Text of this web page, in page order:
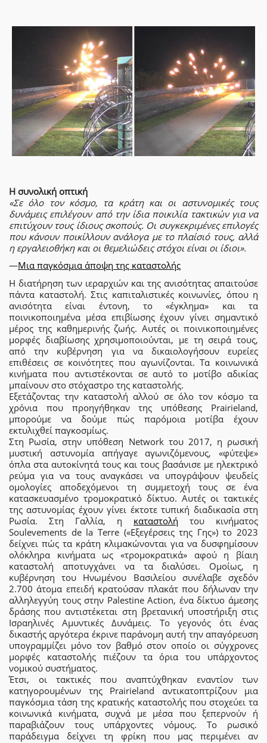
Η συνολική οπτική
«Σε όλο τον κόσμο, τα κράτη και οι αστυνομικές τους
δυνάμεις επιλέγουν από την ίδια ποικιλία τακτικών για να
επιτύχουν τους ίδιους σκοπούς. Οι συγκεκριμένες επιλογές
που κάνουν ποικίλλουν ανάλογα με το πλαίσιό τους, αλλά
η εργαλειοθήκη και οι θεμελιώδεις στόχοι είναι οι ίδιοι».
—Μια παγκόσμια άποψη της καταστολής
Η διατήρηση των ιεραρχιών και της ανισότητας απαιτούσε
πάντα καταστολή. Στις καπιταλιστικές κοινωνίες, όπου η
ανισότητα είναι έντονη, το «έγκλημα» και τα
ποινικοποιημένα μέσα επιβίωσης έχουν γίνει σημαντικό
μέρος της καθημερινής ζωής. Αυτές οι ποινικοποιημένες
μορφές διαβίωσης χρησιμοποιούνται, με τη σειρά τους,
από την κυβέρνηση για να δικαιολογήσουν ευρείες
επιθέσεις σε κοινότητες που αγωνίζονται. Τα κοινωνικά
κινήματα που αντιστέκονται σε αυτό το μοτίβο αδικίας
μπαίνουν στο στόχαστρο της καταστολής.
Εξετάζοντας την καταστολή αλλού σε όλο τον κόσμο τα
χρόνια που προηγήθηκαν της υπόθεσης Prairieland,
μπορούμε να δούμε πώς παρόμοια μοτίβα έχουν
εκτυλιχθεί παγκοσμίως.
Στη Ρωσία, στην υπόθεση Network του 2017, η ρωσική
μυστική αστυνομία απήγαγε αγωνιζόμενους, «φύτεψε»
όπλα στα αυτοκίνητά τους και τους βασάνισε με ηλεκτρικό
ρεύμα για να τους αναγκάσει να υπογράψουν ψευδείς
ομολογίες αποδεχόμενοι τη συμμετοχή τους σε ένα
κατασκευασμένο τρομοκρατικό δίκτυο. Αυτές οι τακτικές
της αστυνομίας έχουν γίνει έκτοτε τυπική διαδικασία στη
Ρωσία. Στη Γαλλία, η καταστολή του κινήματος
Soulevements de la Terre («Εξεγέρσεις της Γης») το 2023
δείχνει πώς τα κράτη κλιμακώνονται για να δυσφημίσουν
ολόκληρα κινήματα ως «τρομοκρατικά» αφού η βίαιη
καταστολή αποτυγχάνει να τα διαλύσει. Ομοίως, η
κυβέρνηση του Ηνωμένου Βασιλείου συνέλαβε σχεδόν
2.700 άτομα επειδή κρατούσαν πλακάτ που δήλωναν την
αλληλεγγύη τους στην Palestine Action, ένα δίκτυο άμεσης
δράσης που αντιστέκεται στη βρετανική υποστήριξη στις
Ισραηλινές Αμυντικές Δυνάμεις. Το γεγονός ότι ένας
δικαστής αργότερα έκρινε παράνομη αυτή την απαγόρευση
υπογραμμίζει μόνο τον βαθμό στον οποίο οι σύγχρονες
μορφές καταστολής πιέζουν τα όρια του υπάρχοντος
νομικού συστήματος.
Έτσι, οι τακτικές που αναπτύχθηκαν εναντίον των
κατηγορουμένων της Prairieland αντικατοπτρίζουν μια
παγκόσμια τάση της κρατικής καταστολής που στοχεύει τα
κοινωνικά κινήματα, συχνά με μέσα που ξεπερνούν ή
παραβιάζουν τους υπάρχοντες νόμους. Το ρωσικό
παράδειγμα δείχνει τη φρίκη που μας περιμένει αν